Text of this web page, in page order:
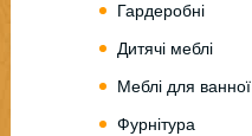
Гардеробні
Дитячі меблі
Меблі для ванної
Фурнітура